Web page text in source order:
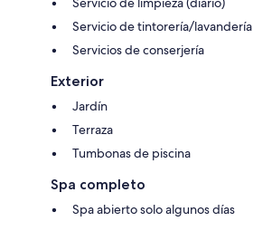
Servicio de tintorería/lavandería
Servicios de conserjería
Exterior
Jardín
Terraza
Tumbonas de piscina
Spa completo
Spa abierto solo algunos días